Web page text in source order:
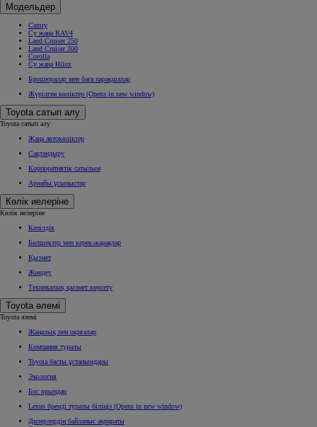
Модельдер
Camry
Су жаңа RAV4
Land Cruiser 250
Land Cruiser 300
Corolla
Су жаңа Hilux
Брошюралар мен баға парақшалар
Жүрілген көліктер (Opens in new window)
Toyota сатып алу
Toyota сатып алу
Жаңа автокөліктер
Сақтандыру
Корпоративтік сатылым
Арнайы ұсыныстар
Көлік иелеріне
Көлік иелеріне
Кепілдік
Бөлшектер мен керек-жарақтар
Қызмет
Жөндеу
Техникалық қызмет көрсету
Toyota әлемі
Toyota әлемі
Жаңалық пен оқиғалар
Компания туралы
Toyota басты ұстанымдары
Экология
Бос орындар
Lexus бренді туралы біліңіз (Opens in new window)
Дилерлердің байланыс ақпараты